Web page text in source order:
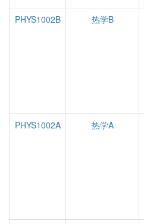
PHYS1002B
热学B
PHYS1002A
热学A